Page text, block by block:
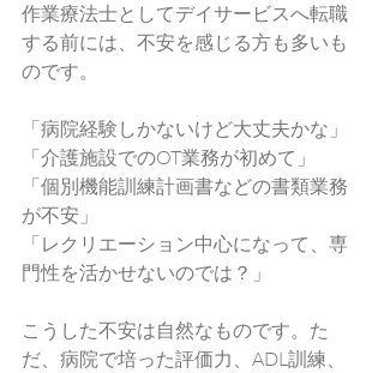
作業療法士としてデイサービスへ転職
する前には、不安を感じる方も多いも
のです。
「病院経験しかないけど大丈夫かな」
「介護施設でのOT業務が初めて」
「個別機能訓練計画書などの書類業務
が不安」
「レクリエーション中心になって、専
門性を活かせないのでは？」
こうした不安は自然なものです。た
だ、病院で培った評価力、ADL訓練、